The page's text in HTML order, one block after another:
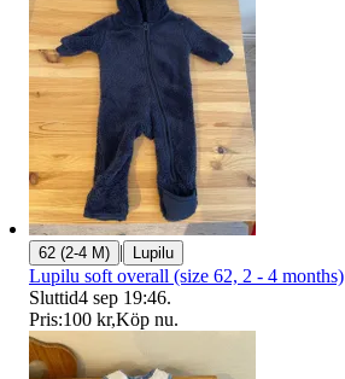
62 (2-4 M) | Lupilu
Lupilu soft overall (size 62, 2 - 4 months)
Sluttid4 sep 19:46.
Pris:100 kr,Köp nu.